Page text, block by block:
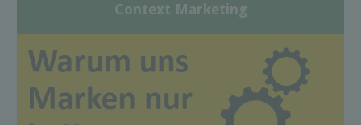
Context Marketing